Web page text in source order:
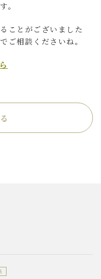
。
ことがございました
ご相談くださいね。